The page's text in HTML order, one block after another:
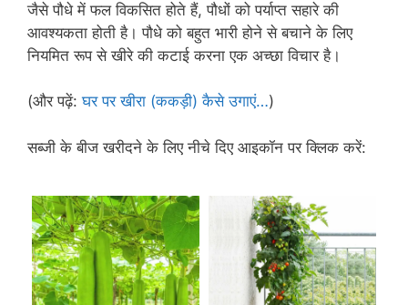
जैसे पौधे में फल विकसित होते हैं, पौधों को पर्याप्त सहारे की
आवश्यकता होती है। पौधे को बहुत भारी होने से बचाने के लिए
नियमित रूप से खीरे की कटाई करना एक अच्छा विचार है।
(और पढ़ें:घर पर खीरा (ककड़ी) कैसे उगाएं…)
सब्जी के बीज खरीदने के लिए नीचे दिए आइकॉन पर क्लिक करें: